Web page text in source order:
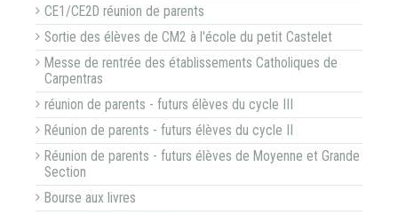
CE1/CE2D réunion de parents
Sortie des élèves de CM2 à l'école du petit Castelet
Messe de rentrée des établissements Catholiques de
Carpentras
réunion de parents - futurs élèves du cycle III
Réunion de parents - futurs élèves du cycle II
Réunion de parents - futurs élèves de Moyenne et Grande
Section
Bourse aux livres